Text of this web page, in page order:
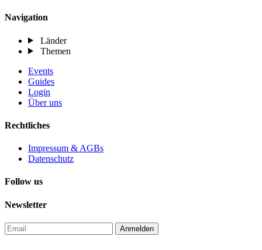
Navigation
Länder
Themen
Events
Guides
Login
Über uns
Rechtliches
Impressum & AGBs
Datenschutz
Follow us
Newsletter
Anmelden